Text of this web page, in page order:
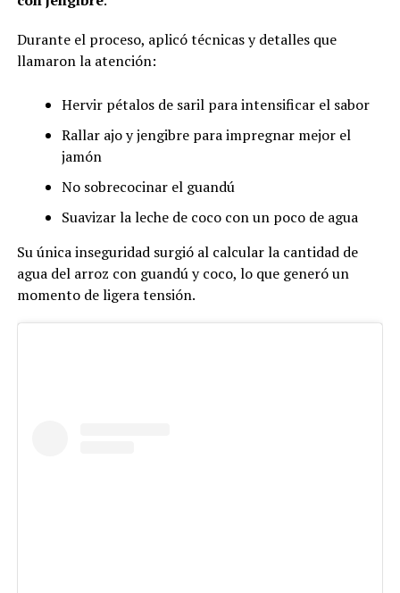
Durante el proceso, aplicó técnicas y detalles que
llamaron la atención:
Hervir pétalos de saril para intensificar el sabor
Rallar ajo y jengibre para impregnar mejor el
jamón
No sobrecocinar el guandú
Suavizar la leche de coco con un poco de agua
Su única inseguridad surgió al calcular la cantidad de
agua del arroz con guandú y coco, lo que generó un
momento de ligera tensión.